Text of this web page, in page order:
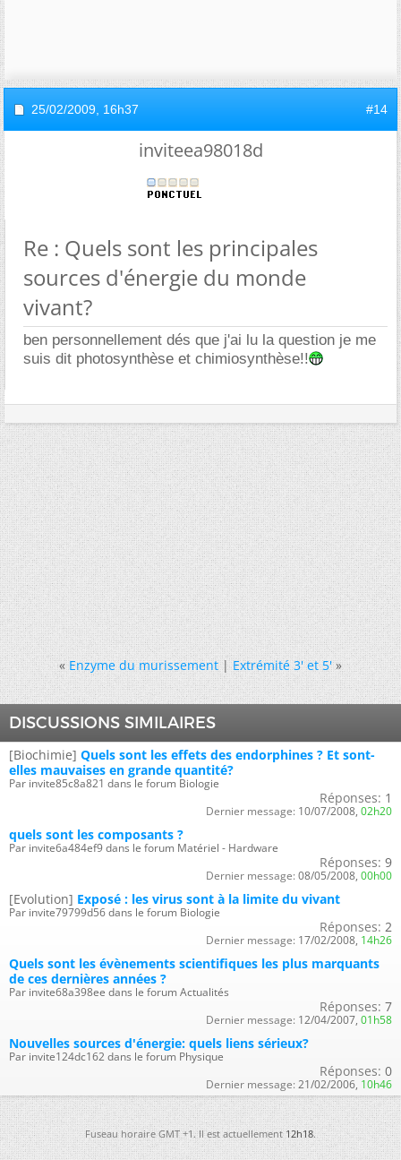
25/02/2009, 16h37 #14
inviteea98018d
Re : Quels sont les principales
sources d'énergie du monde
vivant?
ben personnellement dés que j'ai lu la question je me
suis dit photosynthèse et chimiosynthèse!!
« Enzyme du murissement|Extrémité 3' et 5' »
DISCUSSIONS SIMILAIRES
[Biochimie] Quels sont les effets des endorphines ? Et sont-
elles mauvaises en grande quantité?
Par invite85c8a821 dans le forum Biologie
Réponses: 1
Dernier message: 10/07/2008, 02h20
quels sont les composants ?
Par invite6a484ef9 dans le forum Matériel - Hardware
Réponses: 9
Dernier message: 08/05/2008, 00h00
[Evolution] Exposé : les virus sont à la limite du vivant
Par invite79799d56 dans le forum Biologie
Réponses: 2
Dernier message: 17/02/2008, 14h26
Quels sont les évènements scientifiques les plus marquants
de ces dernières années ?
Par invite68a398ee dans le forum Actualités
Réponses: 7
Dernier message: 12/04/2007, 01h58
Nouvelles sources d'énergie: quels liens sérieux?
Par invite124dc162 dans le forum Physique
Réponses: 0
Dernier message: 21/02/2006, 10h46
Fuseau horaire GMT +1. Il est actuellement12h18.